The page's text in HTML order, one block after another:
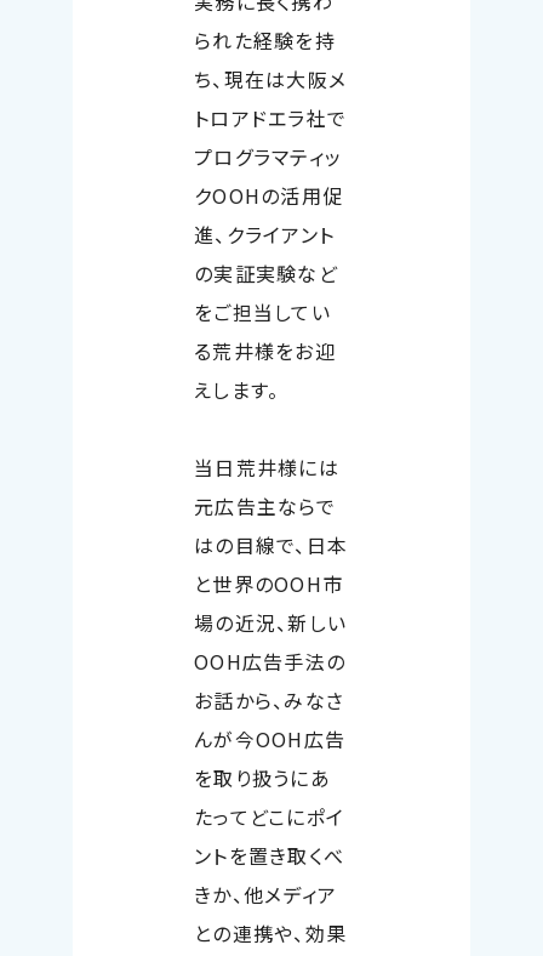
られた経験を持
ち、現在は大阪メ
トロアドエラ社で
プログラマティッ
クOOHの活用促
進、クライアント
の実証実験など
をご担当してい
る荒井様をお迎
えします。
当日荒井様には
元広告主ならで
はの目線で、日本
と世界のOOH市
場の近況、新しい
OOH広告手法の
お話から、みなさ
んが今OOH広告
を取り扱うにあ
たってどこにポイ
ントを置き取くべ
きか、他メディア
との連携や、効果